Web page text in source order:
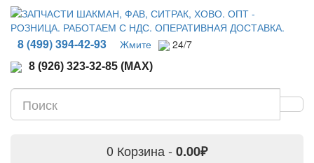
8 (499) 394-42-93 Жмите 24/7
8 (926) 323-32-85 (MAX)
0 Корзина - 0.00₽